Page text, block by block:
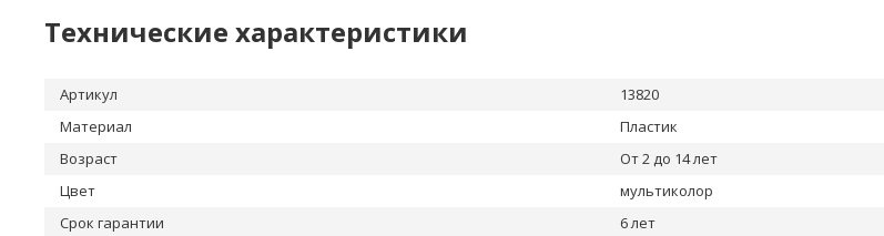
Технические характеристики
Артикул
13820
Материал
Пластик
Возраст
От 2 до 14 лет
Цвет
мультиколор
Срок гарантии
6 лет